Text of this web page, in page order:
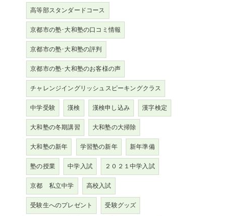
高等部スタンダードコース
京都市の塾･大和塾の口コミ情報
京都市の塾･大和塾の評判
京都市の塾･大和塾のお客様の声
チャレンジイングリッシュスピーキングクラス
中学受験
漢検 漢検申し込み
漢字検定
大和塾の冬期講習
大和塾の大掃除
大和塾の新年
学習塾の新年
新年準備
塾の授業
中学入試
２０２１中学入試
京都 私立中学
高校入試
受験生へのプレゼント
受験グッズ